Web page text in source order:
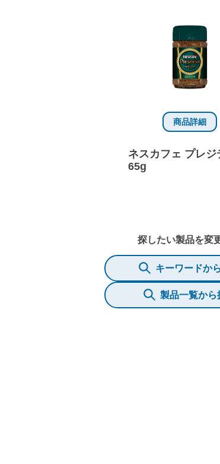
商品詳細
ネスカフェ プレジ
65g
探したい製品を変
キーワードか
製品一覧から